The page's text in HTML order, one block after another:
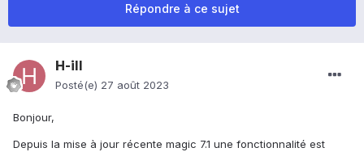
Répondre à ce sujet
H-ill
Posté(e) 27 août 2023
Bonjour,
Depuis la mise à jour récente magic 7.1 une fonctionnalité est